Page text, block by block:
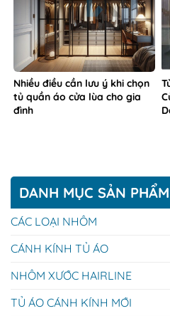
Nhiều điều cần lưu ý khi chọn
tủ quần áo cửa lùa cho gia
đình
DANH MỤC SẢN PHẨM
CÁC LOẠI NHÔM
CÁNH KÍNH TỦ ÁO
NHÔM XƯỚC HAIRLINE
TỦ ÁO CÁNH KÍNH MỚI